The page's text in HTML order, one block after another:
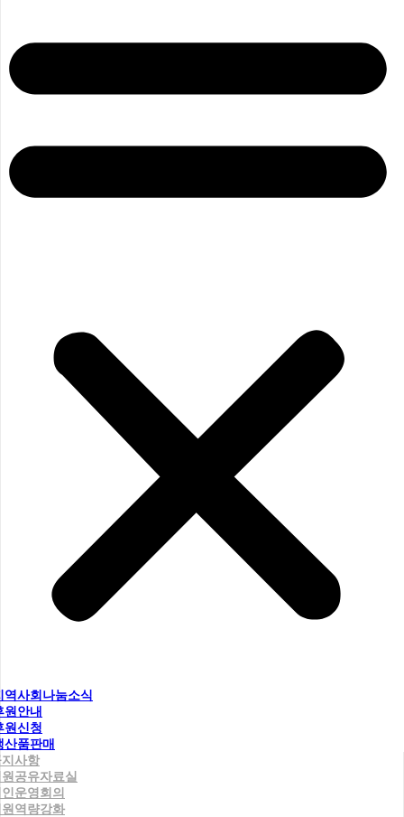
역사회나눔소식
원안내
원신청
산품판매
사항
공유자료실
운영회의
역량강화